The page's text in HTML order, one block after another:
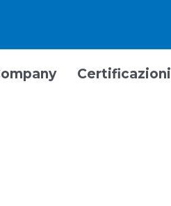
Certificazioni